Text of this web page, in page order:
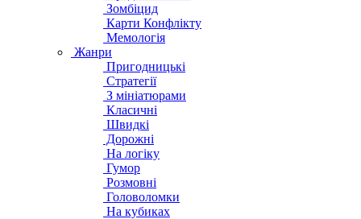
Зомбіцид
Карти Конфлікту
Мемологія
Жанри
Пригодницькі
Стратегії
З мініатюрами
Класичні
Швидкі
Дорожні
На логіку
Гумор
Розмовні
Головоломки
На кубиках